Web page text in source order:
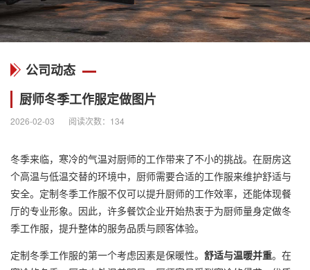
公司动态
厨师冬季工作服定做图片
2026-02-03 阅读次数： 134
冬季来临，寒冷的气温对厨师的工作带来了不小的挑战。在厨房这
个高温与低温交替的环境中，厨师需要合适的工作服来维护舒适与
安全。定制冬季工作服不仅可以提升厨师的工作效率，还能体现餐
厅的专业形象。因此，许多餐饮企业开始热衷于为厨师量身定做冬
季工作服，提升整体的服务品质与顾客体验。
定制冬季工作服的第一个考虑因素是保暖性。 舒适与温暖并重。在